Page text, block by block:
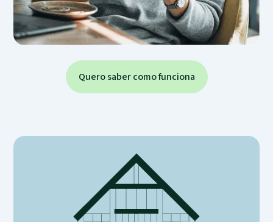
Quero saber como funciona